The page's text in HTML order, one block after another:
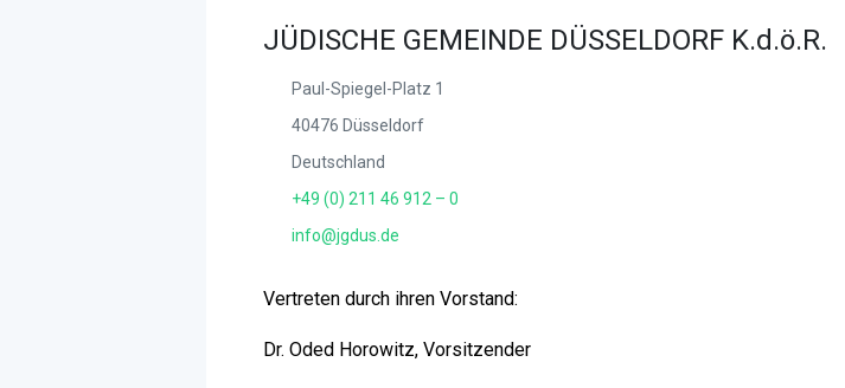
JÜDISCHE GEMEINDE DÜSSELDORF K.d.ö.R.
Paul-Spiegel-Platz 1
40476 Düsseldorf
Deutschland
+49 (0) 211 46 912 – 0
info@jgdus.de
Vertreten durch ihren Vorstand:
Dr. Oded Horowitz, Vorsitzender